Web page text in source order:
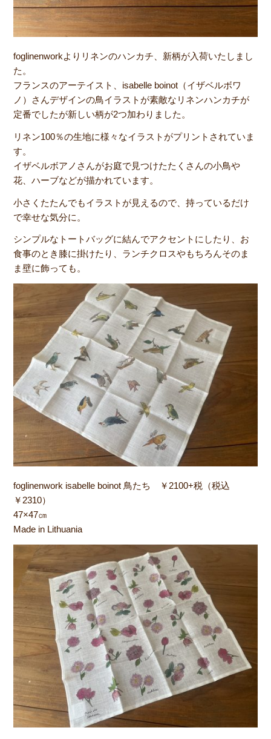
foglinenworkよりリネンのハンカチ、新柄が入荷いたしまし
た。
フランスのアーテイスト、isabelle boinot（イザベルボワ
ノ）さんデザインの鳥イラストが素敵なリネンハンカチが
定番でしたが新しい柄が2つ加わりました。
リネン100％の生地に様々なイラストがプリントされていま
す。
イザベルボアノさんがお庭で見つけたたくさんの小鳥や
花、ハーブなどが描かれています。
小さくたたんでもイラストが見えるので、持っているだけ
で幸せな気分に。
シンプルなトートバッグに結んでアクセントにしたり、お
食事のとき膝に掛けたり、ランチクロスやもちろんそのま
ま壁に飾っても。
foglinenwork isabelle boinot 鳥たち ￥2100+税（税込
￥2310）
47×47㎝
Made in Lithuania